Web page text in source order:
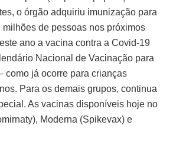
o órgão adquiriu imunização para
milhões de pessoas nos próximos
ano a vacina contra a Covid-19
Nacional de Vacinação para
como já ocorre para crianças
Para os demais grupos, continua
As vacinas disponíveis hoje no
Moderna (Spikevax) e